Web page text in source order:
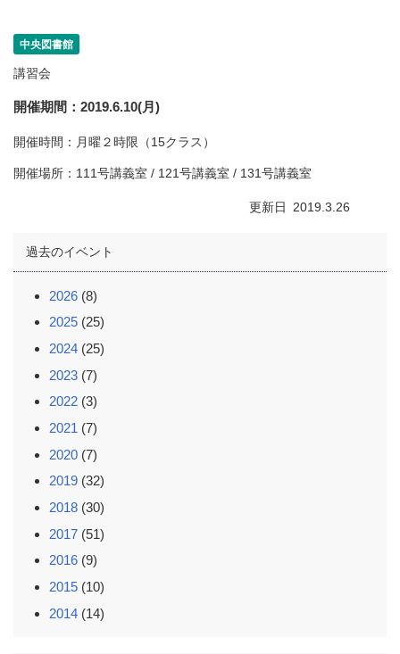
中央図書館
講習会
開催期間 2019.6.10(月)
開催時間：月曜２時限（15クラス）
開催場所：111号講義室 / 121号講義室 / 131号講義室
更新日 2019.3.26
過去のイベント
2026 (8)
2025 (25)
2024 (25)
2023 (7)
2022 (3)
2021 (7)
2020 (7)
2019 (32)
2018 (30)
2017 (51)
2016 (9)
2015 (10)
2014 (14)